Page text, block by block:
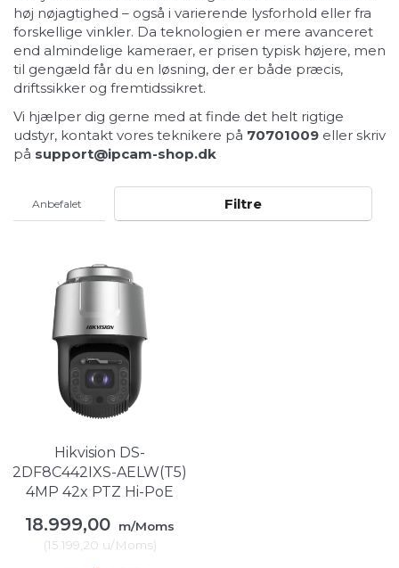
høj nøjagtighed – også i varierende lysforhold eller fra
forskellige vinkler. Da teknologien er mere avanceret
end almindelige kameraer, er prisen typisk højere, men
til gengæld får du en løsning, der er både præcis,
driftssikker og fremtidssikret.
Vi hjælper dig gerne med at finde det helt rigtige
udstyr, kontakt vores teknikere på 70701009 eller skriv
på support@ipcam-shop.dk
Filtre
Hikvision DS-
2DF8C442IXS-AELW(T5)
4MP 42x PTZ Hi-PoE
18.999,00
m/Moms
(15.199,20 u/Moms)